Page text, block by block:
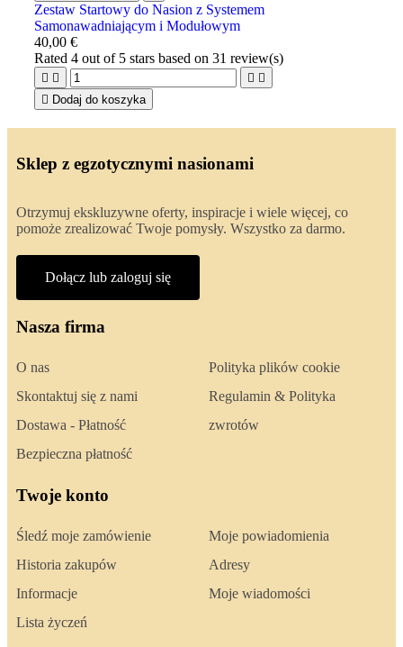
Zestaw Startowy do Nasion z Systemem
Samonawadniającym i Modułowym
40,00 €
Rated4 out of 5 stars based on31 review(s)
   
 Dodaj do koszyka
Sklep z egzotycznymi nasionami
Otrzymuj ekskluzywne oferty, inspiracje i wiele więcej, co
pomoże zrealizować Twoje pomysły. Wszystko za darmo.
Dołącz lub zaloguj się
Nasza firma
O nas
Skontaktuj się z nami
Dostawa - Płatność
Bezpieczna płatność
Polityka plików cookie
Regulamin & Polityka
zwrotów
Twoje konto
Śledź moje zamówienie
Historia zakupów
Informacje
Lista życzeń
Moje powiadomienia
Adresy
Moje wiadomości